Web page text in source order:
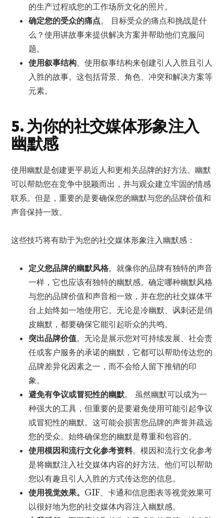
的生产过程或您的工作场所文化的照片。
确定您的受众的痛点。 目标受众的痛点和挑战是什
么？使用讲故事来提供解决方案并帮助他们克服问
题。
使用叙事结构。使用叙事结构来创建引人入胜且引人
入胜的故事。这包括背景、角色、冲突和解决方案等
元素。
5. 为你的社交媒体形象注入
幽默感
使用幽默是创建更平易近人和更相关品牌的好方法。幽默
可以帮助您在竞争中脱颖而出，并与观众建立牢固的情感
联系。但是，重要的是要确保您的幽默与您的品牌价值和
声音保持一致。
这些技巧将有助于为您的社交媒体形象注入幽默感：
定义您品牌的幽默风格。就像你的品牌有独特的声音
一样，它也应该有独特的幽默感。确定哪种幽默风格
与您的品牌价值和声音相一致，并在您的社交媒体平
台上始终如一地使用它。无论是冷幽默、讽刺还是俏
皮幽默，都要确保它能引起听众的共鸣。
突出品牌价值。无论是展示您对可持续发展、社会责
任或客户服务的承诺的幽默，它都可以帮助传达您的
品牌差异化因素之一，而不会给人留下推销的印
象。
避免有争议或冒犯性的幽默。 虽然幽默可以成为一
种强大的工具，但重要的是要避免使用可能引起争议
或冒犯性的幽默。这可能会损害您品牌的声誉并疏远
您的受众。始终确保您的幽默是尊重和包容的。
使用模因和流行文化参考资料。模因和流行文化参考
是将幽默注入社交媒体内容的好方法。他们可以帮助
您以有趣且引人入胜的方式传达您的信息。
使用视觉效果。 GIF、卡通和信息图表等视觉效果可
以很好地为您的社交媒体内容注入幽默感。